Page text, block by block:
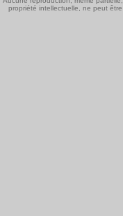
propriété intellectuelle, ne peut